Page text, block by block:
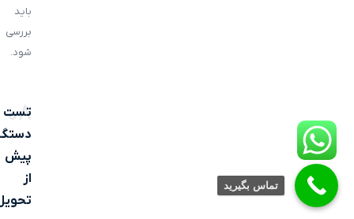
باید
بررسی
شود.
08
تست
پیش
از
تماس بگیرید